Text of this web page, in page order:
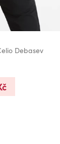
Debasev